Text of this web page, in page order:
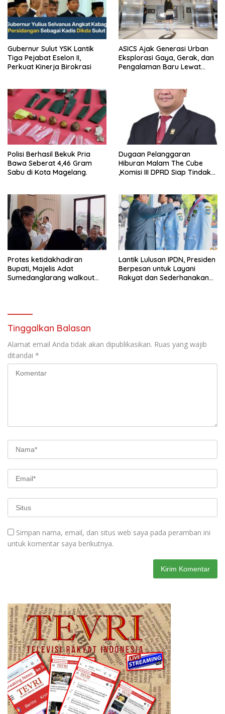
Gubernur Sulut YSK Lantik
Tiga Pejabat Eselon II,
Perkuat Kinerja Birokrasi
ASICS Ajak Generasi Urban
Eksplorasi Gaya, Gerak, dan
Pengalaman Baru Lewat
Polisi Berhasil Bekuk Pria
Bawa Seberat 4,46 Gram
Sabu di Kota Magelang.
Dugaan Pelanggaran
Hiburan Malam The Cube
,Komisi III DPRD Siap Tindak
Protes ketidakhadiran
Bupati, Majelis Adat
Sumedanglarang walkout
Lantik Lulusan IPDN, Presiden
Berpesan untuk Layani
Rakyat dan Sederhanakan
Tinggalkan Balasan
Alamat email Anda tidak akan dipublikasikan. Ruas yang wajib
ditandai *
Simpan nama, email, dan situs web saya pada peramban ini
untuk komentar saya berikutnya.